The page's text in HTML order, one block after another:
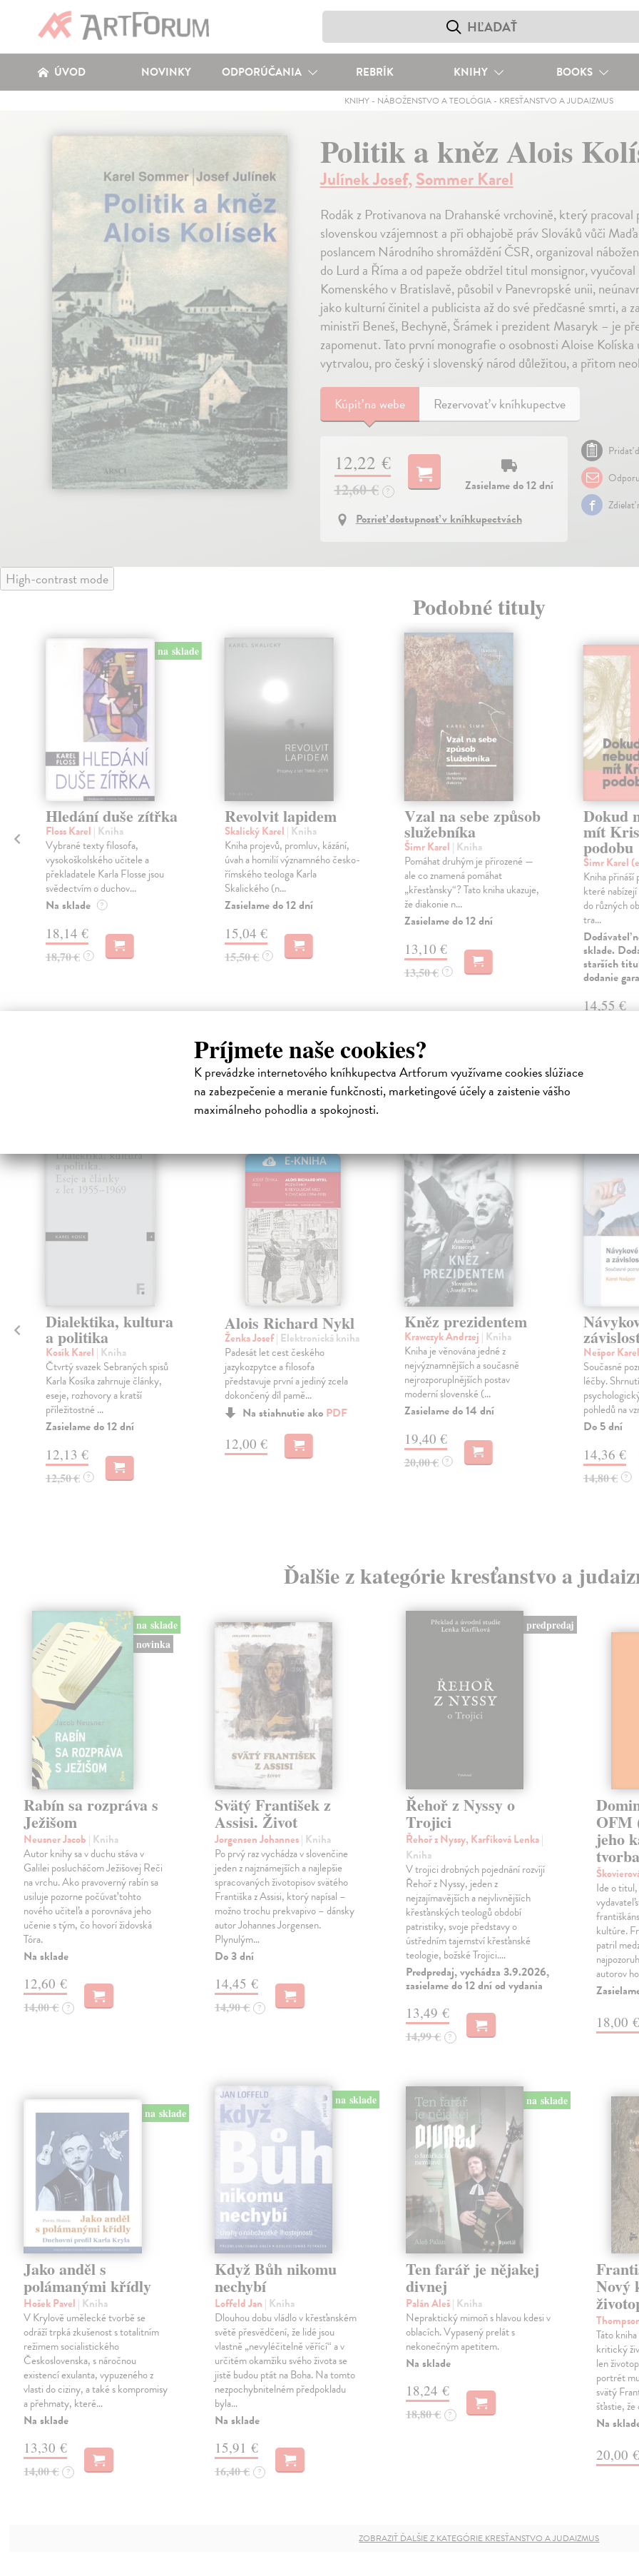
Príjmete naše cookies?
K prevádzke internetového kníhkupectva Artforum využívame cookies slúžiace
na zabezpečenie a meranie funkčnosti, marketingové účely a zaistenie vášho
maximálneho pohodlia a spokojnosti.
ÚVOD NOVINKY ODPORÚČANIA REBRÍK KNIHY BOOKS
KNIHY - NÁBOŽENSTVO A TEOLÓGIA - KRESŤANSTVO A JUDAIZMUS
Politik a kněz Alois
Julínek Josef,Sommer Karel
Rodák z Protivanova na Drahanské vrchovině, který pracoval
slovenskou vzájemnost a při obhajobě práv Slováků vůči
poslancem Národního shromáždění ČSR, organizoval
do Lurd a Říma a od papeže obdržel titul monsignor,
Komenského v Bratislavě, působil v Panevropské unii,
jako kulturní činitel a publicista až do své předčasné smrti, a
ministři Beneš, Bechyně, Šrámek i prezident Masaryk – je
zapomenut. Tato první monografie o osobnosti Aloise Kolíska
vytrvalou, pro český i slovenský národ důležitou, a přitom
Kúpiťna webe Rezervovať v kníhkupectve
12,22 €
12,60 € ?
Zasielame do 12 dní
Pozrieť dostupnosť v kníhkupectvách
Pridať
Zdielať
High-contrast mode
Podobné tituly
na sklade
Hledání duše zítřka
Floss Karel | Kniha
Vybrané texty filosofa,
vysokoškolského učitele a
překladatele Karla Flosse jsou
svědectvím o duchov...
Na sklade ?
18,14 €
18,70 € ?
Revolvit lapidem
Skalický Karel | Kniha
Kniha projevů, promluv, kázání,
úvah a homilií významného česko-
římského teologa Karla
Skalického (n...
Zasielame do 12 dní
15,04 €
15,50 € ?
Vzal na sebe způsob
služebníka
Šimr Karel | Kniha
Pomáhat druhým je přirozené —
ale co znamená pomáhat
„křesťansky“? Tato kniha ukazuje,
že diakonie n...
Zasielame do 12 dní
13,10 €
13,50 € ?
Dokud
mít
podobu
Šimr Karel
Kniha přináší
které
do různých
tra...
Dodávateľ
sklade.
starších
dodanie
14,55 €
Čitatelia s podobným vkusom si kúpili
Dialektika, kultura
a politika
Kosík Karel | Kniha
Čtvrtý svazek Sebraných spisů
Karla Kosíka zahrnuje články,
eseje, rozhovory a kratší
příležitostné ...
Zasielame do 12 dní
12,13 €
12,50 € ?
E-KNIHA
Alois Richard Nykl
Ženka Josef| Elektronická kniha
Padesát let cest českého
jazykozpytce a filosofa
představuje první a jediný zcela
dokončený díl pamě...
Na stiahnutie ako PDF
12,00 €
Kněz prezidentem
Krawczyk Andrzej | Kniha
Kniha je věnována jedné z
nejvýznamnějších a současně
nejrozporuplnějších postav
moderní slovenské (...
Zasielame do 14 dní
19,40 €
20,00 € ?
Nešpor Karel
Současné
léčby.
pohledů na
Do 5 dní
14,36 €
14,80 € ?
Ďalšie z kategórie kresťanstvo a
na sklade
novinka
Rabín sa rozpráva s
Ježišom
Neusner Jacob | Kniha
Autor knihy sa v duchu stáva v
Galilei poslucháčom Ježišovej Reči
na vrchu. Ako pravoverný rabín sa
usiluje pozorne počúvať tohto
nového učiteľa a porovnáva jeho
učenie s tým, čo hovorí židovská
Tóra.
Na sklade
12,60 €
14,00 € ?
Svätý František z
Assisi. Život
Jorgensen Johannes| Kniha
Po prvý raz vychádza v slovenčine
jeden z najznámejších a najlepšie
spracovaných životopisov svätého
Františka z Assisi, ktorý napísal –
možno trochu prekvapivo – dánsky
autor Johannes Jorgensen.
Plynulým…
Do 3 dní
14,45 €
14,90 € ?
predpredaj
Řehoř z Nyssy o
Trojici
Řehoř z Nyssy, Karfíková Lenka|
Kniha
V trojici drobných pojednání rozvíjí
Řehoř z Nyssy, jeden z
nejzajímavějších a nejvlivnějších
křesťanských teologů období
patristiky, svoje představy o
ústředním tajemství křesťanské
teologie, božské Trojici.…
Predpredaj, vychádza 3.9.2026,
zasielame do 12 dní od vydania
13,49 €
14,99 € ?
OFM
jeho
tvorba
Ide o
kultúre.
patril
autorov
18,00 €
na sklade
Jako anděl s
polámanými křídly
Hošek Pavel | Kniha
V Krylově umělecké tvorbě se
odráží trpká zkušenost s totalitním
režimem socialistického
Československa, s náročnou
existencí exulanta, vypuzeného z
vlasti do ciziny, a také s kompromisy
a přehmaty, které…
Na sklade
13,30 €
14,00 € ?
na sklade
Když Bůh nikomu
nechybí
Loffeld Jan | Kniha
Dlouhou dobu vládlo v křesťanském
světě přesvědčení, že lidé jsou
vlastně „nevyléčitelně věřící“ a v
určitém okamžiku svého života se
jistě budou ptát na Boha. Na tomto
nezpochybnitelném předpokladu
byla…
Na sklade
15,91 €
16,40 € ?
na sklade
Ten farář je nějakej
divnej
Palán Aleš| Kniha
Nepraktický mimoň s hlavou kdesi v
oblacích. Vypasený prelát s
nekonečným apetitem.
Na sklade
18,24 €
18,80 € ?
Nový
Táto
kritický
len
portrét
svätý
šťastie,
Na
20,00 €
ZOBRAZIŤ ĎALŠIE Z KATEGÓRIE KRESŤANSTVO A JUDAIZMUS